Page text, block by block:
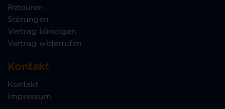
Retouren
Störungen
Vertrag kündigen
Vertrag widerrufen
Kontakt
Kontakt
Impressum